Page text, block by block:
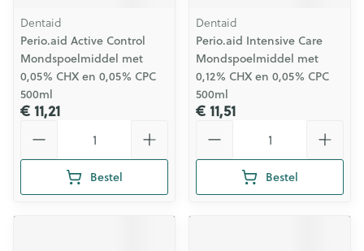
Dentaid
Perio.aid Active Control
Mondspoelmiddel met
0,05% CHX en 0,05% CPC
500ml
€ 11,21
Bestel
Dentaid
Perio.aid Intensive Care
Mondspoelmiddel met
0,12% CHX en 0,05% CPC
500ml
€ 11,51
Bestel